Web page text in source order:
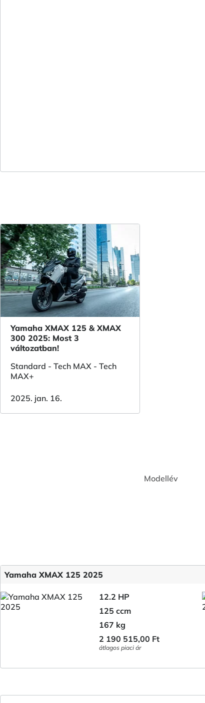
Yamaha XMAX 125 & XMAX
300 2025: Most 3
változatban!
Standard - Tech MAX - Tech
MAX+
2025. jan. 16.
Modellév
Yamaha XMAX 125 2025
12.2 HP
125 ccm
167 kg
2 190 515,00 Ft
átlagos piaci ár